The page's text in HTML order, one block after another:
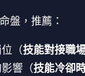
盤，推薦：
（技能對接職
響（技能冷卻